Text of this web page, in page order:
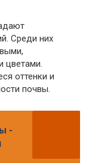
Среди них
цветами.
оттенки и
почвы.
-